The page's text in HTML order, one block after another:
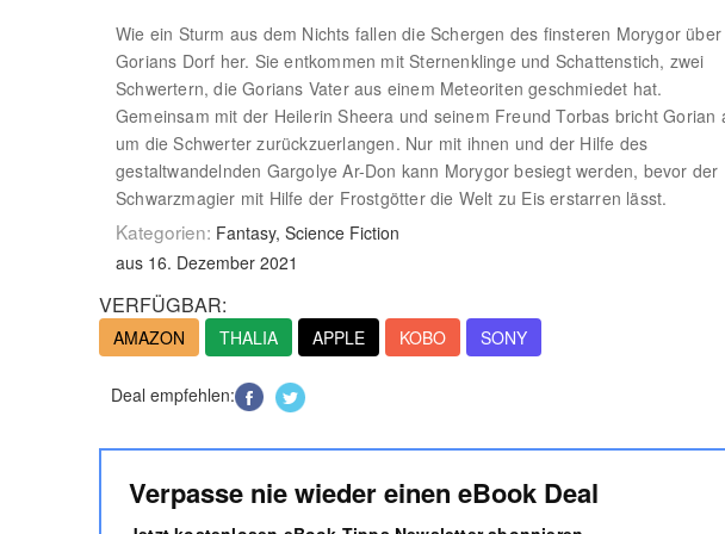
Wie ein Sturm aus dem Nichts fallen die Schergen des finsteren Morygor über
Gorians Dorf her. Sie entkommen mit Sternenklinge und Schattenstich, zwei
Schwertern, die Gorians Vater aus einem Meteoriten geschmiedet hat.
Gemeinsam mit der Heilerin Sheera und seinem Freund Torbas bricht Gorian
um die Schwerter zurückzuerlangen. Nur mit ihnen und der Hilfe des
gestaltwandelnden Gargolye Ar-Don kann Morygor besiegt werden, bevor der
Schwarzmagier mit Hilfe der Frostgötter die Welt zu Eis erstarren lässt.
Kategorien: Fantasy, Science Fiction
aus 16. Dezember 2021
VERFÜGBAR:
AMAZON THALIA APPLE KOBO SONY
Deal empfehlen:
Verpasse nie wieder einen eBook Deal